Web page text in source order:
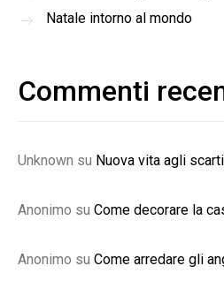
Natale intorno al mondo
Commenti
Unknown su Nuova vita agli scarti
Anonimo su Come decorare la
Anonimo su Come arredare gli